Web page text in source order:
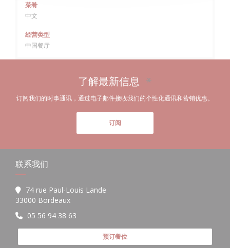
菜肴
中文
经营类型
中国餐厅
了解最新信息 *
订阅我们的时事通讯，通过电子邮件接收我们的个性化通讯和营销优惠。
订阅
联系我们
74 rue Paul-Louis Lande
33000 Bordeaux((在新窗口中打开))
05 56 94 38 63
预订餐位